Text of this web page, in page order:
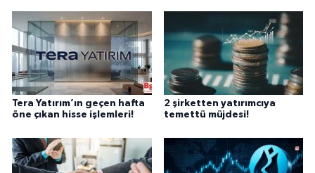
Tera Yatırım’ın geçen hafta
öne çıkan hisse işlemleri!
2 şirketten yatırımcıya
temettü müjdesi!